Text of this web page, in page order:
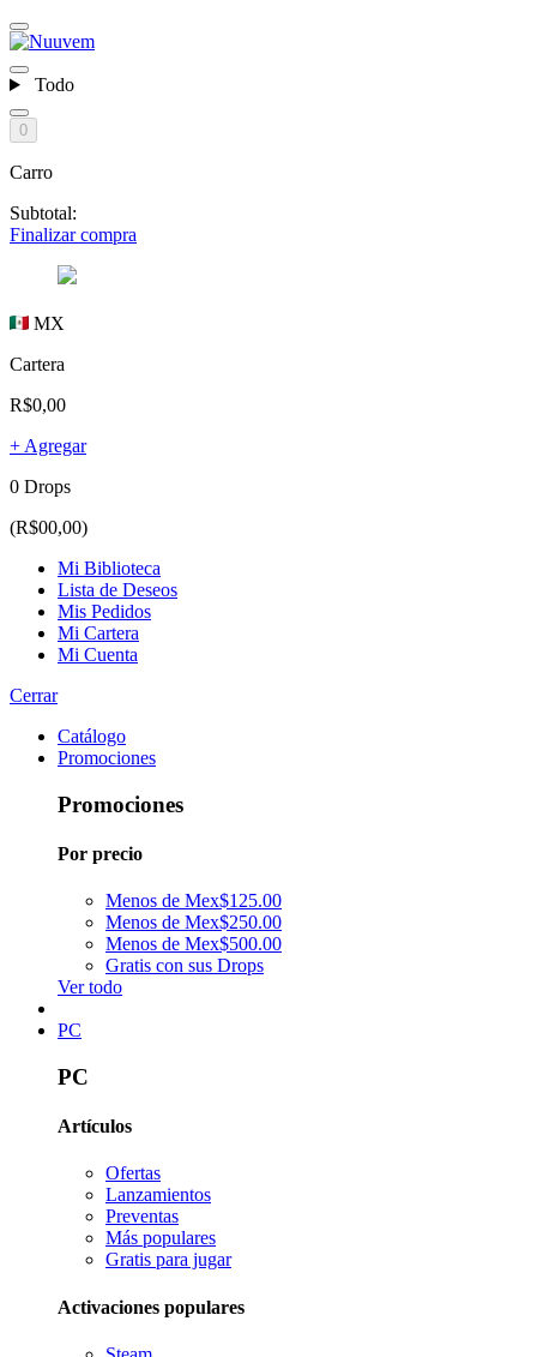
Todo
0
Carro
Subtotal:
Finalizar compra
MX
Cartera
R$0,00
+ Agregar
0 Drops
(R$00,00)
Mi Biblioteca
Lista de Deseos
Mis Pedidos
Mi Cartera
Mi Cuenta
Cerrar
Catálogo
Promociones
Promociones
Por precio
Menos de Mex$125.00
Menos de Mex$250.00
Menos de Mex$500.00
Gratis con sus Drops
Ver todo
PC
PC
Artículos
Ofertas
Lanzamientos
Preventas
Más populares
Gratis para jugar
Activaciones populares